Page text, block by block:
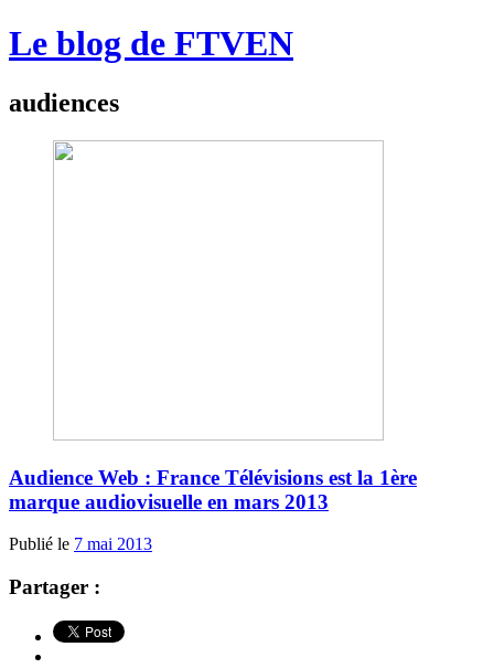
Le blog de FTVEN
audiences
Audience Web : France Télévisions est la 1ère
marque audiovisuelle en mars 2013
Publié le 7 mai 2013
Partager :